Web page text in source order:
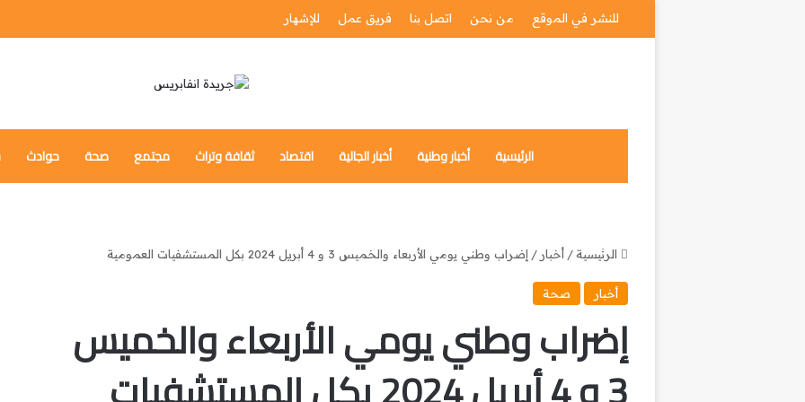
للنشر في الموقع من نحن اتصل بنا فريق عمل للإشهار
الرئيسية أخبار وطنية أخبار الجالية اقتصاد ثقافة وتراث مجتمع صحة حوادث
الرئيسية/ أخبار / إضراب وطني يومي الأربعاء والخميس 3 و 4 أبريل 2024 بكل المستشفيات العمومية
أخبار صحة
إضراب وطني يومي الأربعاء والخميس